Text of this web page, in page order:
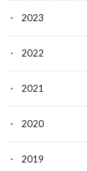
2023
2022
2021
2020
2019